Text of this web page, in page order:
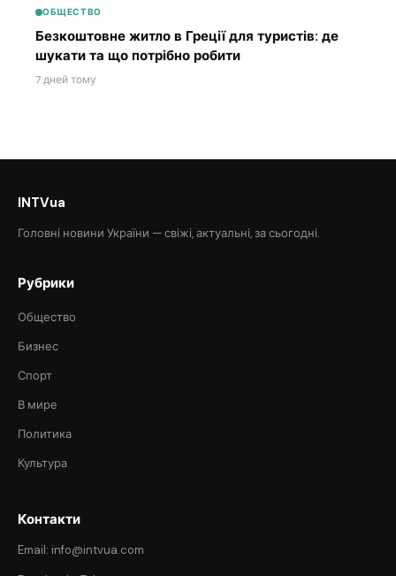
ОБЩЕСТВО
Безкоштовне житло в Греції для туристів: де
шукати та що потрібно робити
7 дней тому
INTVua
Головні новини України — свіжі, актуальні, за сьогодні.
Рубрики
Общество
Бизнес
Спорт
В мире
Политика
Культура
Контакти
Email: info@intvua.com